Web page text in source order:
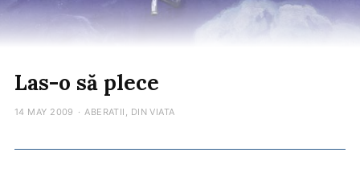
Las-o să plece
14 MAY 2009 · ABERATII , DIN VIATA